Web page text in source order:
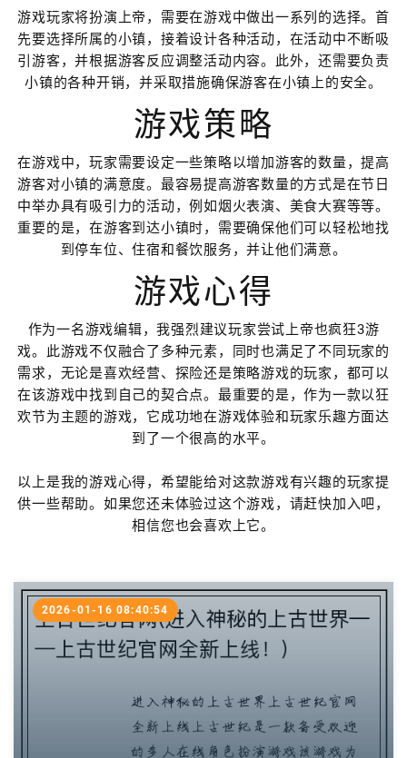
游戏玩家将扮演上帝，需要在游戏中做出一系列的选择。首
先要选择所属的小镇，接着设计各种活动，在活动中不断吸
引游客，并根据游客反应调整活动内容。此外，还需要负责
小镇的各种开销，并采取措施确保游客在小镇上的安全。
游戏策略
在游戏中，玩家需要设定一些策略以增加游客的数量，提高
游客对小镇的满意度。最容易提高游客数量的方式是在节日
中举办具有吸引力的活动，例如烟火表演、美食大赛等等。
重要的是，在游客到达小镇时，需要确保他们可以轻松地找
到停车位、住宿和餐饮服务，并让他们满意。
游戏心得
作为一名游戏编辑，我强烈建议玩家尝试上帝也疯狂3游
戏。此游戏不仅融合了多种元素，同时也满足了不同玩家的
需求，无论是喜欢经营、探险还是策略游戏的玩家，都可以
在该游戏中找到自己的契合点。最重要的是，作为一款以狂
欢节为主题的游戏，它成功地在游戏体验和玩家乐趣方面达
到了一个很高的水平。
以上是我的游戏心得，希望能给对这款游戏有兴趣的玩家提
供一些帮助。如果您还未体验过这个游戏，请赶快加入吧，
相信您也会喜欢上它。
2026-01-16 08:40:54